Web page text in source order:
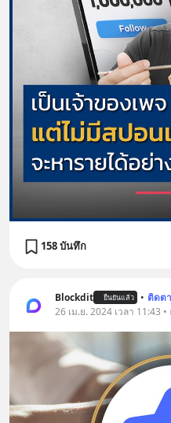
158 บันทึก
Blockdit ยืนยันแล้ว • ติดต
26 เม.ย. 2024 เวลา 11:43 •